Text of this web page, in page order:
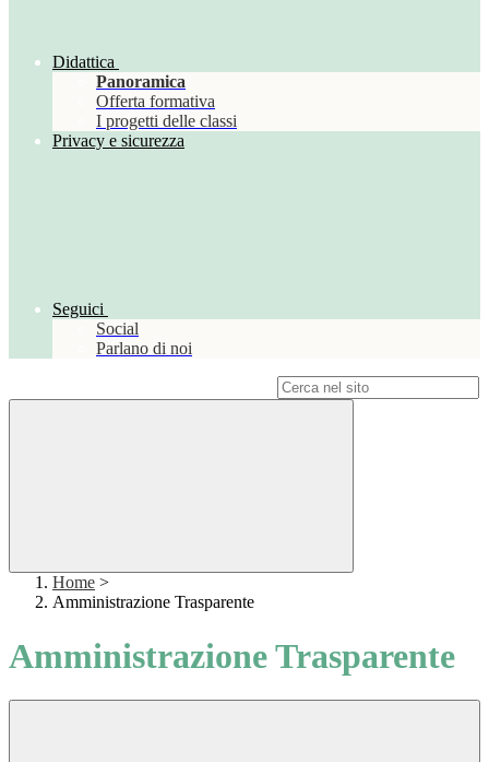
Didattica
Panoramica
Offerta formativa
I progetti delle classi
Privacy e sicurezza
Seguici
Social
Parlano di noi
Home >
Amministrazione Trasparente
Amministrazione Trasparente